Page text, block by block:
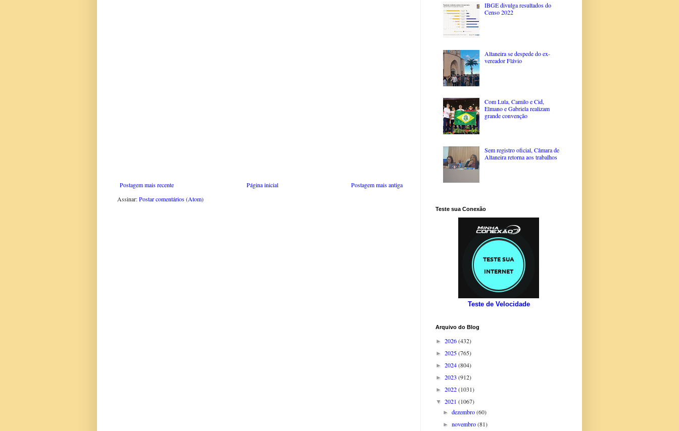
Postagem mais recente Postagem mais antiga
Página inicial
Assinar:Postar comentários (Atom)
IBGE divulga resultados do
Censo 2022
Altaneira se despede do ex-
vereador Flávio
Com Lula, Camilo e Cid,
Elmano e Gabriela realizam
grande convenção
Sem registro oficial, Câmara de
Altaneira retorna aos trabalhos
Teste sua Conexão
Teste de Velocidade
Arquivo do Blog
► 2026(432)
► 2025(765)
► 2024(804)
► 2023 (912)
► 2022(1031)
▼ 2021 (1067)
►dezembro(60)
►novembro(81)